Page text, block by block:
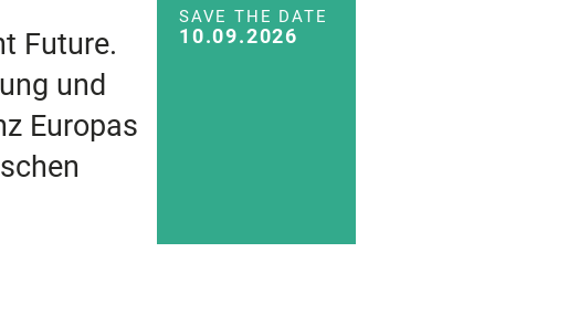
Future.
und
Europas
SAVE THE DATE
10.09.2026